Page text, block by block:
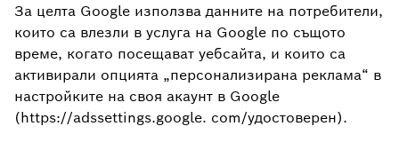
За целта Google използва данните на потребители,
които са влезли в услуга на Google по същото
време, когато посещават уебсайта, и които са
активирали опцията „персонализирана реклама“ в
настройките на своя акаунт в Google
(https://adssettings.google. com/удостоверен).